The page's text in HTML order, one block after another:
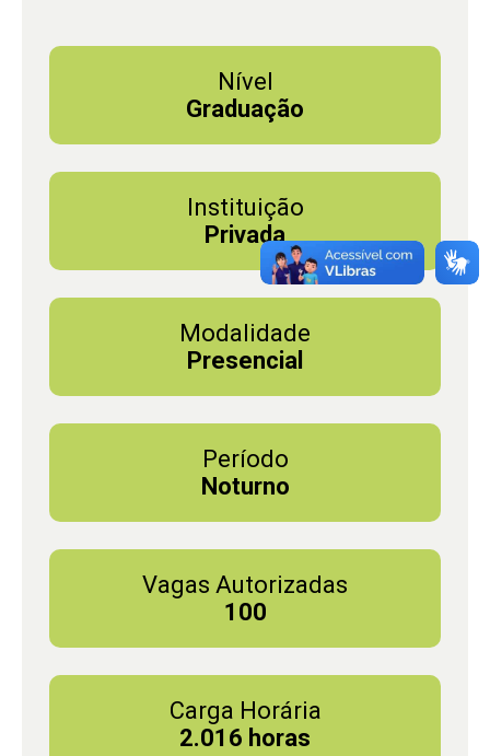
Nível
Graduação
Instituição
Privada
Modalidade
Presencial
Período
Noturno
Vagas Autorizadas
100
Carga Horária
2.016 horas